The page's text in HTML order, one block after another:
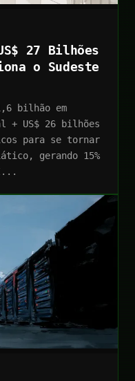
27 Bilhões
o Sudeste
bilhão em
+ US$ 26 bilhões
para se tornar
gerando 15%